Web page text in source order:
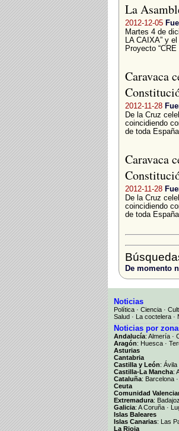
La
2012-12-05
Martes 4 de
LA CAIXA” y
Proyecto
Caravaca
2012-11-28
De la Cruz
coincidiendo
de toda
Caravaca
2012-11-28
De la Cruz
coincidiendo
de toda
De momento
Noticias
Política · Ciencia ·
Salud · La coctelera ·
Noticias por
Andalucía: Almería ·
Aragón: Huesca ·
Asturias
Cantabria
Castilla y León: Ávila
Castilla-La Mancha:
Cataluña: Barcelona ·
Ceuta
Comunidad
Extremadura: Badajoz
Galicia: A Coruña ·
Islas Baleares
Islas Canarias: Las
La Rioja